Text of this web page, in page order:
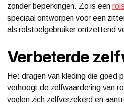
zonder beperkingen. Zo is een
speciaal ontworpen voor een
als rolstoelgebruiker ontzettend
Verbeterde
Het dragen van kleding die goed
verhoogt de zelfwaardering van
voelen zich zelfverzekerd en